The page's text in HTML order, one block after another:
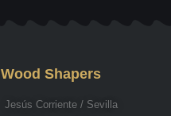
Wood Shapers
Jesús Corriente / Sevilla